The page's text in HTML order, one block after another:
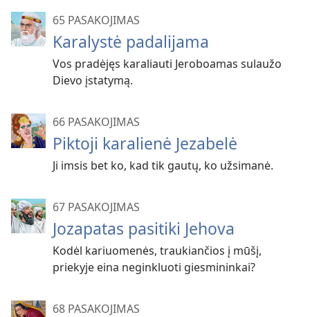
65 PASAKOJIMAS
Karalystė padalijama
Vos pradėjęs karaliauti Jeroboamas sulaužo
Dievo įstatymą.
66 PASAKOJIMAS
Piktoji karalienė Jezabelė
Ji imsis bet ko, kad tik gautų, ko užsimanė.
67 PASAKOJIMAS
Jozapatas pasitiki Jehova
Kodėl kariuomenės, traukiančios į mūšį,
priekyje eina neginkluoti giesmininkai?
68 PASAKOJIMAS